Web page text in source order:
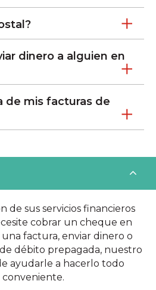
dinero a alguien en
de mis facturas de
de sus servicios financieros
cobrar un cheque en
una factura, enviar dinero o
débito prepagada, nuestro
ayudarle a hacerlo todo